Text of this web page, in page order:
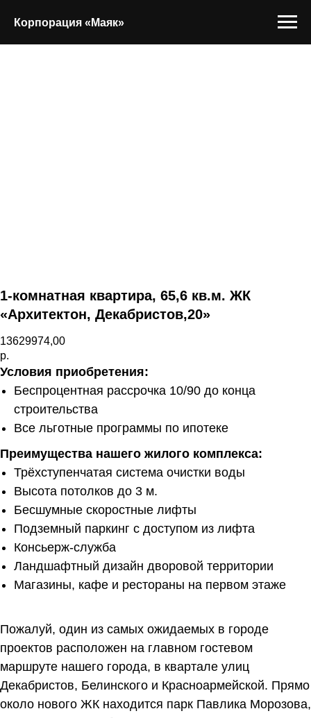
Корпорация «Маяк»
1-комнатная квартира, 65,6 кв.м. ЖК
«Архитектон, Декабристов,20»
13629974,00
р.
Условия приобретения:
Беспроцентная рассрочка 10/90 до конца
строительства
Все льготные программы по ипотеке
Преимущества нашего жилого комплекса:
Трёхступенчатая система очистки воды
Высота потолков до 3 м.
Бесшумные скоростные лифты
Подземный паркинг с доступом из лифта
Консьерж-служба
Ландшафтный дизайн дворовой территории
Магазины, кафе и рестораны на первом этаже
Пожалуй, один из самых ожидаемых в городе
проектов расположен на главном гостевом
маршруте нашего города, в квартале улиц
Декабристов, Белинского и Красноармейской. Прямо
около нового ЖК находится парк Павлика Морозова,